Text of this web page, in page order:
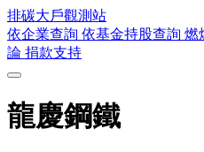
排碳大戶觀測站
依企業查詢 依基金持股查詢 燃
論 捐款支持
龍慶鋼鐵